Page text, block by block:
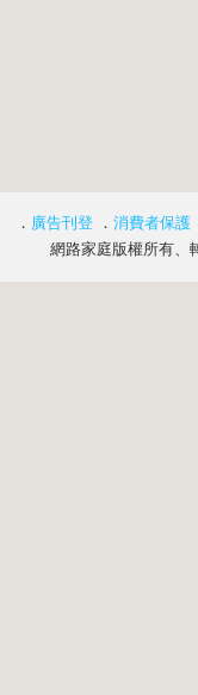
． 廣告刊登 ． 消費者保護
網路家庭版權所有、